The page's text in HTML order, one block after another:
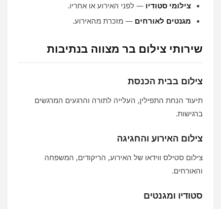
צילומי סטודיו — לפני האירוע או אחריו.
מגנטים לאורחים — מזכרת מהאירוע.
שירותי צילום בר מצווה בנתיבות
צילום בבית הכנסת
תיעוד הנחת התפילין, העלייה לתורה והרגעים המרגשים
ברגישות.
צילום האירוע והחגיגה
צילום סטילס ווידאו של האירוע, הריקודים, המשפחה
והאורחים.
סטודיו ומגנטים